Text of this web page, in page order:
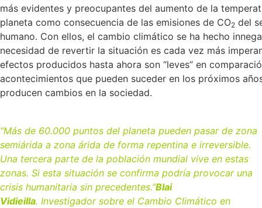
más evidentes y preocupantes del aumento de la
planeta como consecuencia de las emisiones de CO2 del
humano. Con ellos, el cambio climático se ha hecho
necesidad de revertir la situación es cada vez más
efectos producidos hasta ahora son “leves” en
acontecimientos que pueden suceder en los próximos
producen cambios en la sociedad.
“Más de 60.000 puntos del planeta pueden pasar de zona
semiárida a zona árida de forma repentina e irreversible.
Una tercera parte de la población mundial vive en estas
zonas. Si esta situación se confirma podría provocar una
crisis humanitaria sin precedentes.”Blai
Vidieilla. Investigador sobre el Cambio Climático en